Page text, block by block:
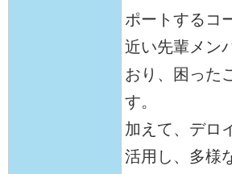
ポートするコ
近い先輩メン
おり、困った
す。
加えて、デロ
活用し、多様